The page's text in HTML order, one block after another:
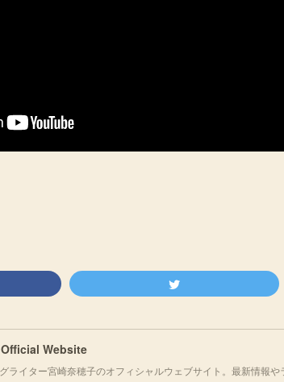
Official Website
ライター宮崎奈穂子のオフィシャルウェブサイト。最新情報や